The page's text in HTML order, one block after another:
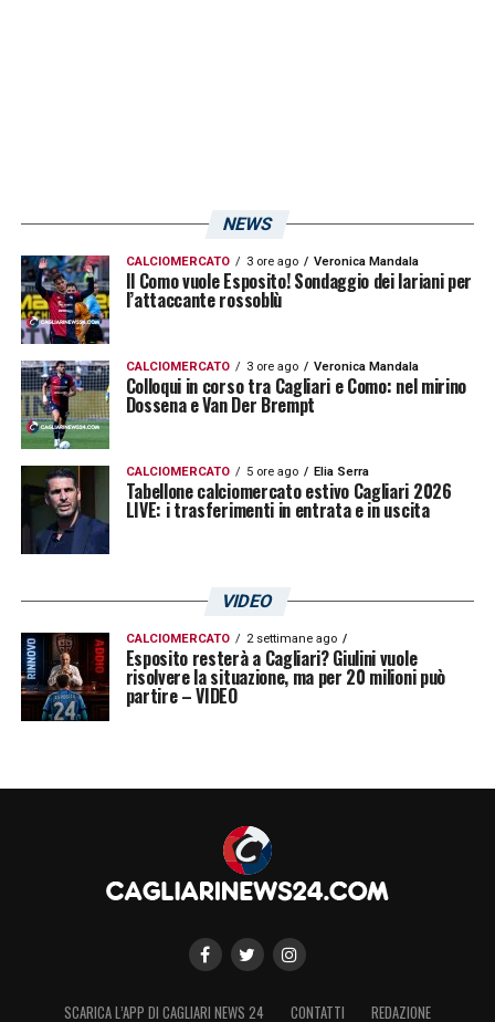
NEWS
CALCIOMERCATO 3 ore ago Veronica Mandala
Il Como vuole Esposito! Sondaggio dei lariani per
l’attaccante rossoblù
CALCIOMERCATO 3 ore ago Veronica Mandala
Colloqui in corso tra Cagliari e Como: nel mirino
Dossena e Van Der Brempt
CALCIOMERCATO 5 ore ago Elia Serra
Tabellone calciomercato estivo Cagliari 2026
LIVE: i trasferimenti in entrata e in uscita
VIDEO
CALCIOMERCATO 2 settimane ago
Esposito resterà a Cagliari? Giulini vuole
risolvere la situazione, ma per 20 milioni può
partire – VIDEO
SCARICA L’APP DI CAGLIARI NEWS 24 CONTATTI REDAZIONE